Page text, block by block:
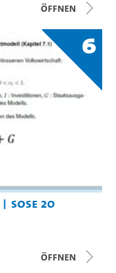
Öffnen
6
SoSe 20
Öffnen